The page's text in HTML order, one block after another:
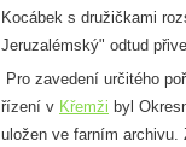
Kocábek s družičkami
Jeruzalémský" odtud
Pro zavedení určitého
řízení v Křemži byl
uložen ve farním archivu.